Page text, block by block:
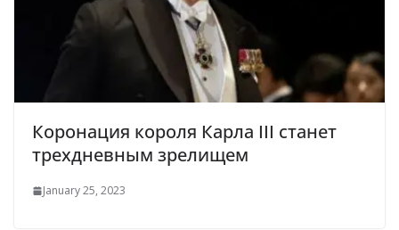
Коронация короля Карла III станет
трехдневным зрелищем
January 25, 2023